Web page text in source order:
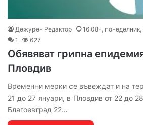
Дежурен Редактор
16:08ч,
1
627
Oбявяват грипна
Пловдив
Временни мерки се въвеждат и на
21 до 27 януари, в Пловдив от 22 до
Благоевград 22…